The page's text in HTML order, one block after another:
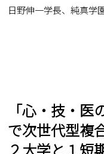
日野伸一学長、純真学
「心・技・
で次世代型複
２大学と１短